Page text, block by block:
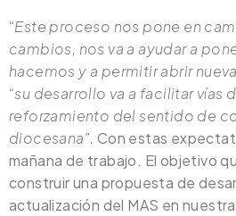
“Este proceso nos pone en
cambios, nos va a ayudar a
hacemos y a permitir abrir
“su desarrollo va a facilitar vías
reforzamiento del sentido de
diocesana”. Con estas
mañana de trabajo. El objetivo
construir una propuesta de
actualización del MAS en